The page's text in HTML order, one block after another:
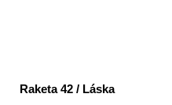
Raketa 42 / Láska